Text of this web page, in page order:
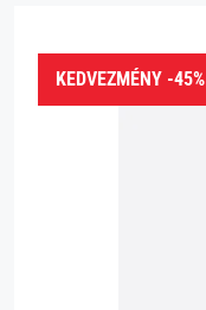
KEDVEZMÉNY -45%